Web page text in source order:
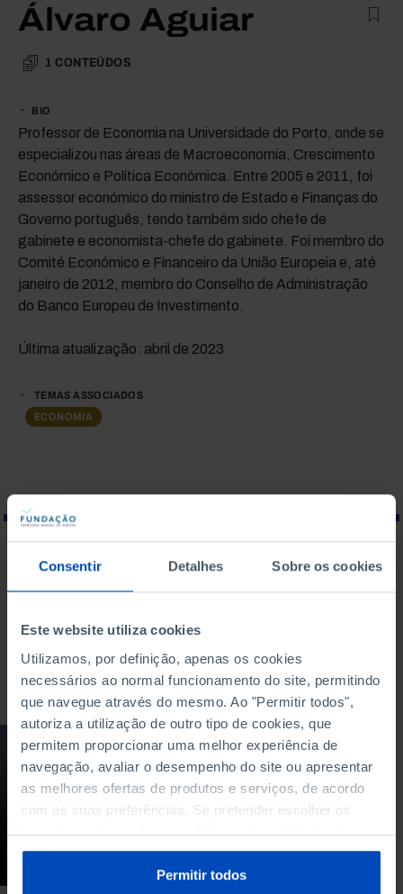
Consentir Detalhes Sobre os cookies
Este website utiliza cookies
Utilizamos, por definição, apenas os cookies
necessários ao normal funcionamento do site, permitindo
que navegue através do mesmo. Ao "Permitir todos",
autoriza a utilização de outro tipo de cookies, que
permitem proporcionar uma melhor experiência de
navegação, avaliar o desempenho do site ou apresentar
as melhores ofertas de produtos e serviços, de acordo
com as suas preferências. Se pretender escolher os
tipos de cookies, clique em "Personalizar". Saiba mais
sobre cookies através da gestão de preferências ou da
Política de Cookies.
Permitir todos
Álvaro Aguiar
1 CONTEÚDOS
BIO
Professor de Economia na Universidade do Porto, onde se
especializou nas áreas de Macroeconomia, Crescimento
Económico e Política Económica. Entre 2005 e 2011, foi
assessor económico do ministro de Estado e Finanças do
Governo português, tendo também sido chefe de
gabinete e economista-chefe do gabinete. Foi membro do
Comité Económico e Financeiro da União Europeia e, até
janeiro de 2012, membro do Conselho de Administração
do Banco Europeu de Investimento.
Última atualização: abril de 2023
TEMAS ASSOCIADOS
ECONOMIA
O QUE PROCURA?
Para pesquisar uma expressão coloque-a entre aspas
PODCAST
Banca, 2008 em
repetição?
11/04/2023